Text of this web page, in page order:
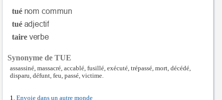
tué
tué
taire
Synonyme de TUE
assassiné, massacré, accablé, fusillé, exécuté, trépassé, mort, décédé,
disparu, défunt, feu, passé, victime.
Envoie dans un autre monde